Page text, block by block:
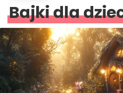
Bajki dla